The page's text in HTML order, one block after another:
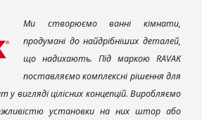
Ми створюємо ванні кімнати,
продумані до найдрібніших деталей,
що надихають. Під маркою RAVAK
поставляємо комплексні рішення для
у вигляді цілісних концепцій. Виробляємо
установки на них штор або